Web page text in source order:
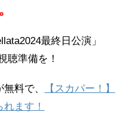
最終日公演」
聴準備を！
料で、
【スカパー！】
ます！